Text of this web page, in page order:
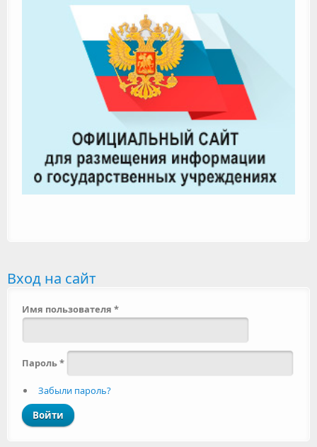
Вход на сайт
Имя пользователя *
Пароль*
Забыли пароль?